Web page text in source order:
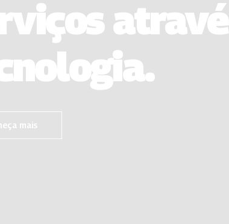
mais